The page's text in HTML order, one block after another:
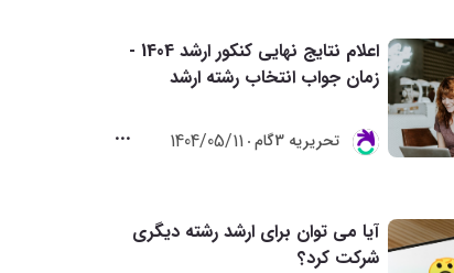
اعلام نتایج نهایی کنکور ارشد 1404 -
زمان جواب انتخاب رشته ارشد
تحريريه 3گام 1404/05/11
آیا می توان برای ارشد رشته دیگری
شرکت کرد؟